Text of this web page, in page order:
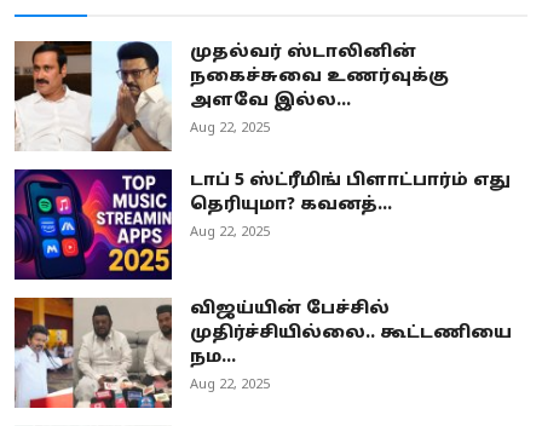
முதல்வர் ஸ்டாலினின்
நகைச்சுவை உணர்வுக்கு
அளவே இல்ல...
Aug 22, 2025
டாப் 5 ஸ்ட்ரீமிங் பிளாட்பார்ம் எது
தெரியுமா? கவனத்...
Aug 22, 2025
விஜய்யின் பேச்சில்
முதிர்ச்சியில்லை.. கூட்டணியை
நம...
Aug 22, 2025